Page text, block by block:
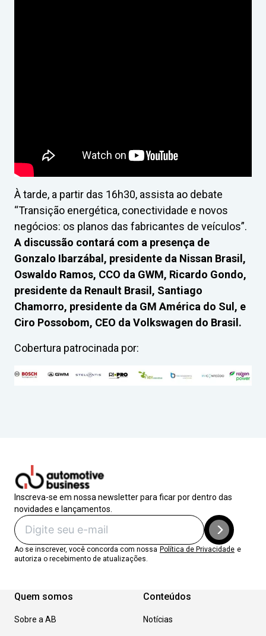
À tarde, a partir das 16h30, assista ao debate
“Transição energética, conectividade e novos
negócios: os planos das fabricantes de veículos”.
A discussão contará com a presença de
Gonzalo Ibarzábal, presidente da Nissan Brasil,
Oswaldo Ramos, CCO da GWM, Ricardo Gondo,
presidente da Renault Brasil, Santiago
Chamorro, presidente da GM América do Sul, e
Ciro Possobom, CEO da Volkswagen do Brasil.
Cobertura patrocinada por:
Inscreva-se em nossa newsletter para ficar por dentro das
novidades e lançamentos.
Ao se inscrever, você concorda com nossa Política de Privacidade e
autoriza o recebimento de atualizações.
Quem somos
Sobre a AB
Conteúdos
Notícias